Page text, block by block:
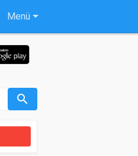
Menü
search